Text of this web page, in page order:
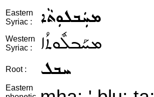
Eastern
Syriac :
ܡܚܲܒܠܘܼܬܵܐ
Western
Syriac :
ܡܚܰܒܠܽܘܬܳܐ
Root : ܚܒܠ
Eastern